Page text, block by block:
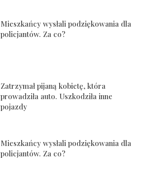
Mieszkańcy wysłali podziękowania dla
policjantów. Za co?
Zatrzymał pijaną kobietę, która
prowadziła auto. Uszkodziła inne
pojazdy
Mieszkańcy wysłali podziękowania dla
policjantów. Za co?